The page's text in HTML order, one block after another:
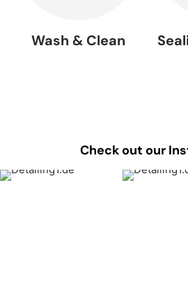
Wash & Clean
Check out our